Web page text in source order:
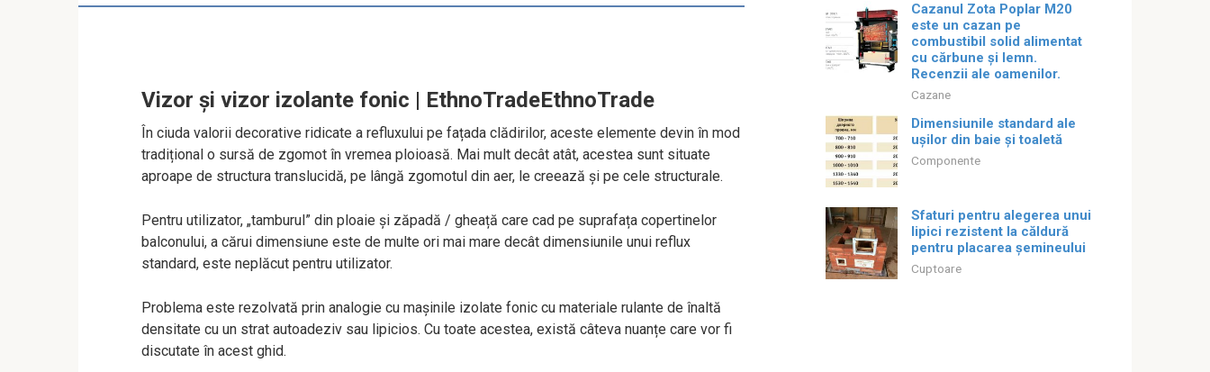
Vizor și vizor izolante fonic | EthnoTradeEthnoTrade
În ciuda valorii decorative ridicate a refluxului pe fațada clădirilor, aceste elemente devin în mod
tradițional o sursă de zgomot în vremea ploioasă. Mai mult decât atât, acestea sunt situate
aproape de structura translucidă, pe lângă zgomotul din aer, le creează și pe cele structurale.
Pentru utilizator, „tamburul” din ploaie și zăpadă / gheață care cad pe suprafața copertinelor
balconului, a cărui dimensiune este de multe ori mai mare decât dimensiunile unui reflux
standard, este neplăcut pentru utilizator.
Problema este rezolvată prin analogie cu mașinile izolate fonic cu materiale rulante de înaltă
densitate cu un strat autoadeziv sau lipicios. Cu toate acestea, există câteva nuanțe care vor fi
discutate în acest ghid.
Cazanul Zota Poplar M20
este un cazan pe
combustibil solid alimentat
cu cărbune și lemn.
Recenzii ale oamenilor.
Cazane
Dimensiunile standard ale
ușilor din baie și toaletă
Componente
Sfaturi pentru alegerea unui
lipici rezistent la căldură
pentru placarea șemineului
Cuptoare